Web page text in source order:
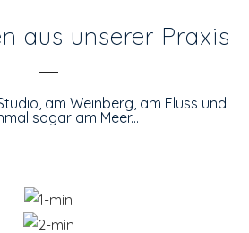
aus unserer Praxis
am Weinberg, am Fluss und
sogar am Meer...